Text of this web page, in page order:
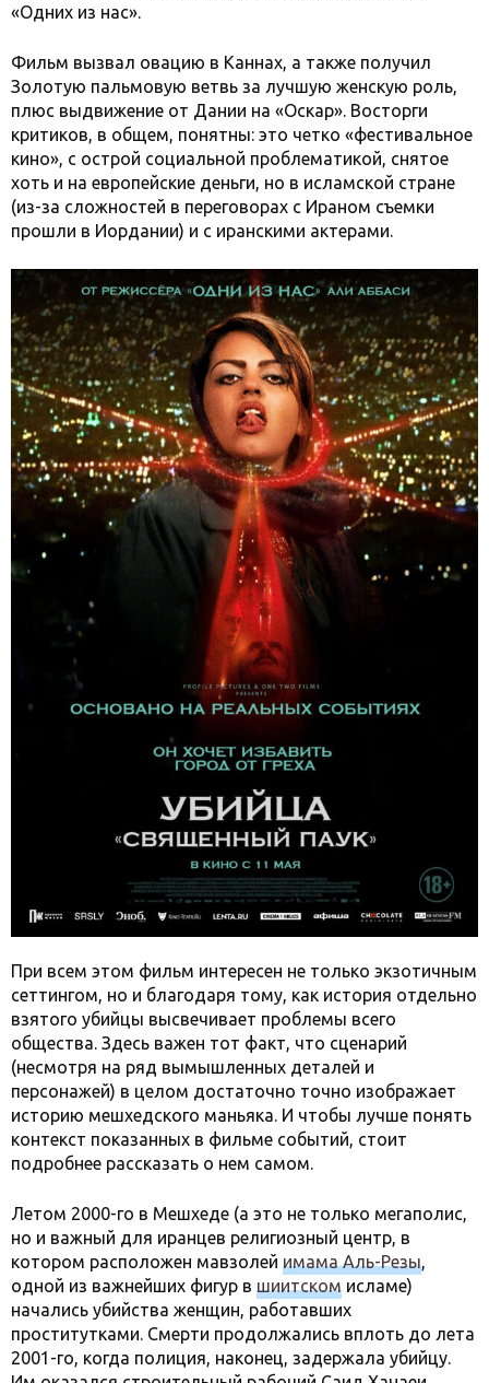
«Одних из нас».
Фильм вызвал овацию в Каннах, а также получил
Золотую пальмовую ветвь за лучшую женскую роль,
плюс выдвижение от Дании на «Оскар». Восторги
критиков, в общем, понятны: это четко «фестивальное
кино», с острой социальной проблематикой, снятое
хоть и на европейские деньги, но в исламской стране
(из-за сложностей в переговорах с Ираном съемки
прошли в Иордании) и с иранскими актерами.
При всем этом фильм интересен не только экзотичным
сеттингом, но и благодаря тому, как история отдельно
взятого убийцы высвечивает проблемы всего
общества. Здесь важен тот факт, что сценарий
(несмотря на ряд вымышленных деталей и
персонажей) в целом достаточно точно изображает
историю мешхедского маньяка. И чтобы лучше понять
контекст показанных в фильме событий, стоит
подробнее рассказать о нем самом.
Летом 2000-го в Мешхеде (а это не только мегаполис,
но и важный для иранцев религиозный центр, в
котором расположен мавзолей имама Аль-Резы,
одной из важнейших фигур в шиитском исламе)
начались убийства женщин, работавших
проститутками. Смерти продолжались вплоть до лета
2001-го, когда полиция, наконец, задержала убийцу.